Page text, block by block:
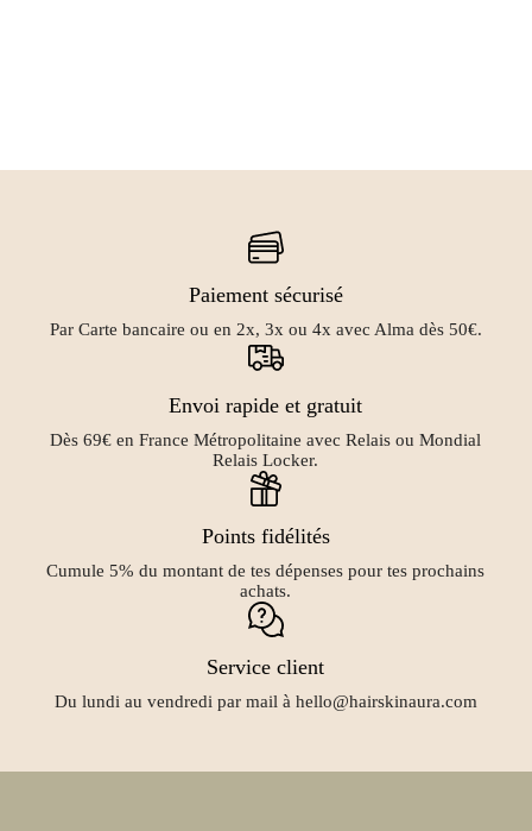
Paiement sécurisé
Par Carte bancaire ou en 2x, 3x ou 4x avec Alma dès 50€.
Envoi rapide et gratuit
Dès 69€ en France Métropolitaine avec Relais ou Mondial
Relais Locker.
Points fidélités
Cumule 5% du montant de tes dépenses pour tes prochains
achats.
Service client
Du lundi au vendredi par mail à hello@hairskinaura.com